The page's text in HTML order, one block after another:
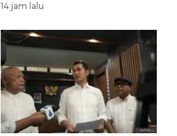
14 jam lalu